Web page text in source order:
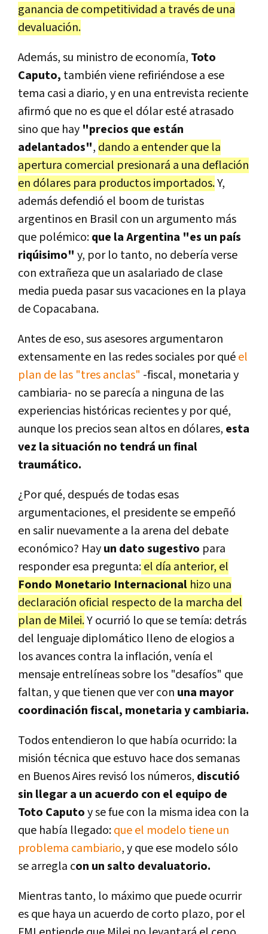
ganancia de competitividad a través de una
devaluación.
Además, su ministro de economía, Toto
Caputo, también viene refiriéndose a ese
tema casi a diario, y en una entrevista reciente
afirmó que no es que el dólar esté atrasado
sino que hay "precios que están
adelantados", dando a entender que la
apertura comercial presionará a una deflación
en dólares para productos importados.Y,
además defendió el boom de turistas
argentinos en Brasil con un argumento más
que polémico:que la Argentina "es un país
riqúisimo" y, por lo tanto, no debería verse
con extrañeza que un asalariado de clase
media pueda pasar sus vacaciones en la playa
de Copacabana.
Antes de eso, sus asesores argumentaron
extensamente en las redes sociales por quéel
plan de las "tres anclas" -fiscal, monetaria y
cambiaria- no se parecía a ninguna de las
experiencias históricas recientes y por qué,
aunque los precios sean altos en dólares, esta
vez la situación no tendrá un final
traumático.
¿Por qué, después de todas esas
argumentaciones, el presidente se empeñó
en salir nuevamente a la arena del debate
económico? Hayun dato sugestivo para
responder esa pregunta:el día anterior, el
Fondo Monetario Internacional hizo una
declaración oficial respecto de la marcha del
plan de Milei.Y ocurrió lo que se temía: detrás
del lenguaje diplomático lleno de elogios a
los avances contra la inflación, venía el
mensaje entrelíneas sobre los "desafíos" que
faltan, y que tienen que ver con una mayor
coordinación fiscal, monetaria y cambiaria.
Todos entendieron lo que había ocurrido: la
misión técnica que estuvo hace dos semanas
en Buenos Aires revisó los números, discutió
sin llegar a un acuerdo con el equipo de
Toto Caputoy se fue con la misma idea con la
que había llegado:que el modelo tiene un
problema cambiario, y que ese modelo sólo
se arregla con un salto devaluatorio.
Mientras tanto, lo máximo que puede ocurrir
es que haya un acuerdo de corto plazo, por el